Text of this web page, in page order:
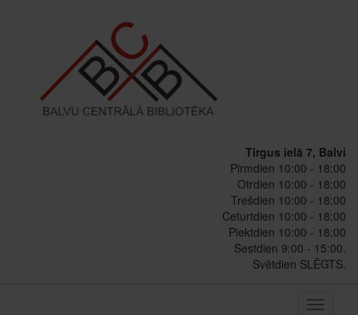
Tirgus ielā 7, Balvi
Pirmdien 10:00 - 18:00
Otrdien 10:00 - 18:00
Trešdien 10:00 - 18:00
Ceturtdien 10:00 - 18:00
Piektdien 10:00 - 18:00
Sestdien 9:00 - 15:00.
Svētdien SLĒGTS.
Toggle